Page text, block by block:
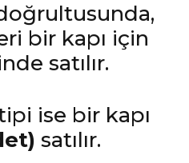
bir kapı için
satılır.
ise bir kapı
satılır.